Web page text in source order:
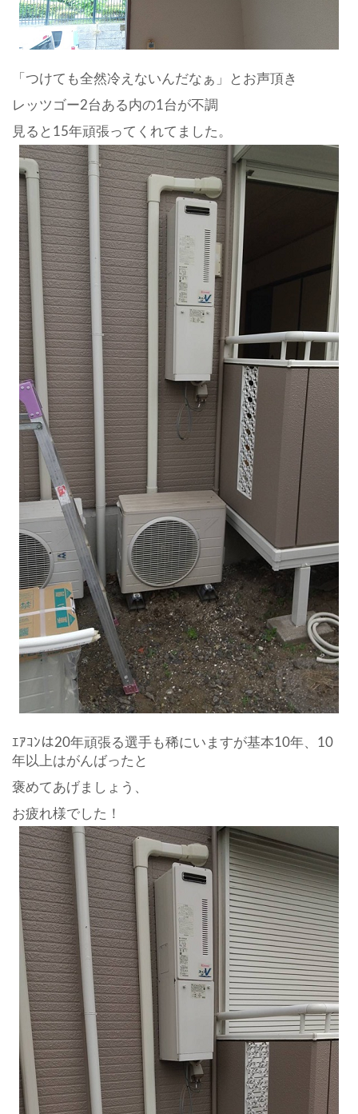
「つけても全然冷えないんだなぁ」とお声頂き
レッツゴー2台ある内の1台が不調
見ると15年頑張ってくれてました。
ｴｱｺﾝは20年頑張る選手も稀にいますが基本10年、10
年以上はがんばったと
褒めてあげましょう、
お疲れ様でした！